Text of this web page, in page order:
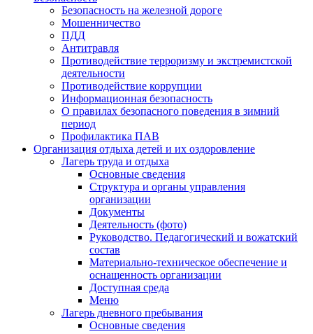
Безопасность на железной дороге
Мошенничество
ПДД
Антитравля
Противодействие терроризму и экстремистской
деятельности
Противодействие коррупции
Информационная безопасность
О правилах безопасного поведения в зимний
период
Профилактика ПАВ
Организация отдыха детей и их оздоровление
Лагерь труда и отдыха
Основные сведения
Структура и органы управления
организации
Документы
Деятельность (фото)
Руководство. Педагогический и вожатский
состав
Материально-техническое обеспечение и
оснащенность организации
Доступная среда
Меню
Лагерь дневного пребывания
Основные сведения